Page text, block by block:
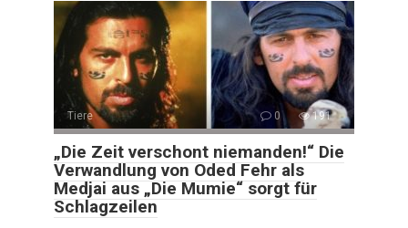
Tiere 0 191
„Die Zeit verschont niemanden!“ Die
Verwandlung von Oded Fehr als
Medjai aus „Die Mumie“ sorgt für
Schlagzeilen